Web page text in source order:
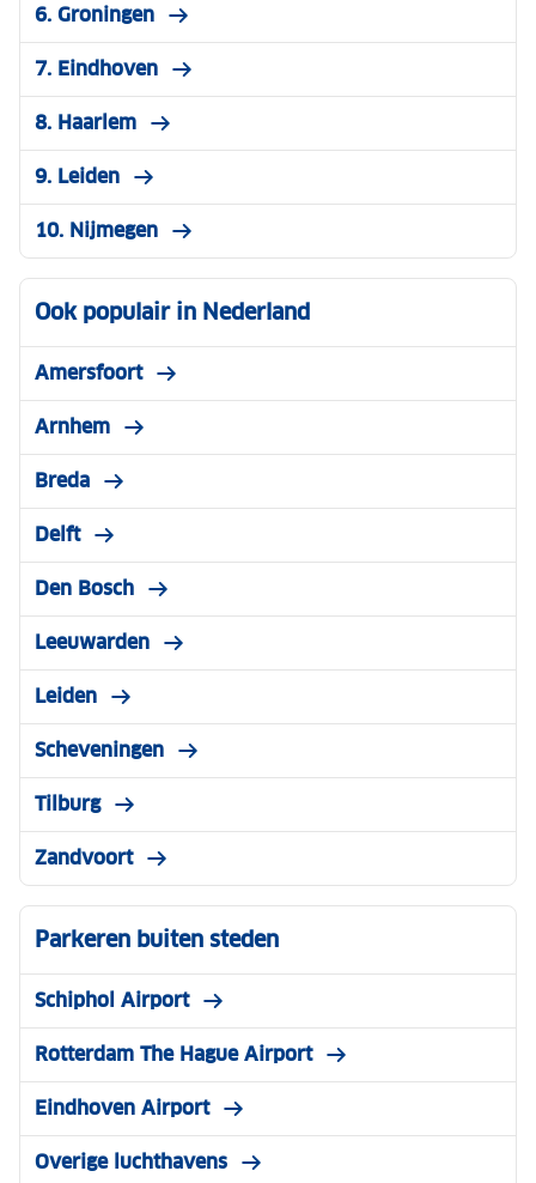
6. Groningen
7. Eindhoven
8. Haarlem
9. Leiden
10. Nijmegen
Ook populair in Nederland
Amersfoort
Arnhem
Breda
Delft
Den Bosch
Leeuwarden
Leiden
Scheveningen
Tilburg
Zandvoort
Parkeren buiten steden
Schiphol Airport
Rotterdam The Hague Airport
Eindhoven Airport
Overige luchthavens